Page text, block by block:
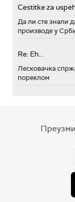
Cestitke za
Да ли сте знали
производе у
Re: Eh...
Лесковачка
пореклом